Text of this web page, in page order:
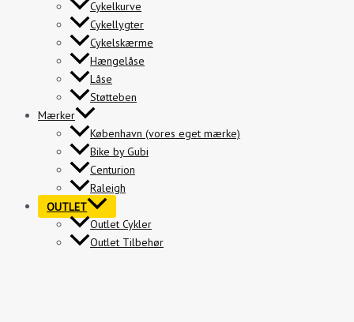
Cykelkurve
Cykellygter
Cykelskærme
Hængelåse
Låse
Støtteben
Mærker
København (vores eget mærke)
Bike by Gubi
Centurion
Raleigh
OUTLET
Outlet Cykler
Outlet Tilbehør